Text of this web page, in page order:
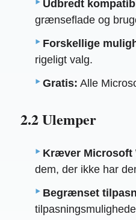
Udbredt
grænseflade og
Forskellige
rigeligt valg.
Gratis: Alle
2.2 Ulemper
Kræver Microsoft
dem, der ikke har
Begrænset